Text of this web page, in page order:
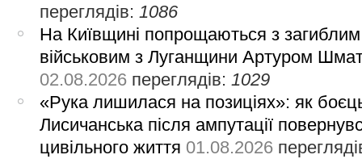
переглядів: 1086
На Київщині попрощаються з загиблим
військовим з Луганщини Артуром
02.08.2026 переглядів: 1029
«Рука лишилася на позиціях»: як
Лисичанська після ампутації
цивільного життя 01.08.2026